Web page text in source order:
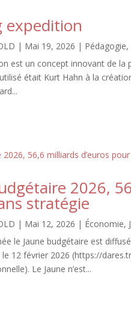
expedition
| Mai 19, 2026 | Pédagogie,
est un concept innovant de
était Kurt Hahn à la
2026,
stratégie
| Mai 12, 2026 | Économie,
le Jaune budgétaire est
12 février 2026 (https://
Le Jaune n’est...